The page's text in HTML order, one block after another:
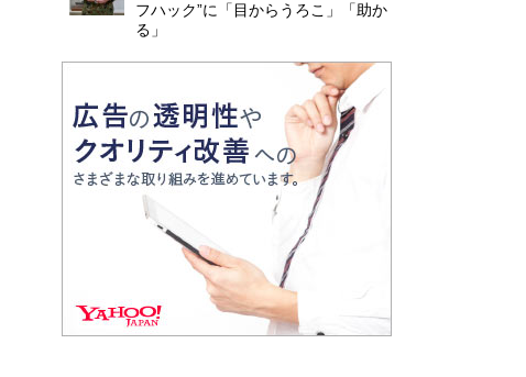
フハック”に「目からうろこ」「助か
る」